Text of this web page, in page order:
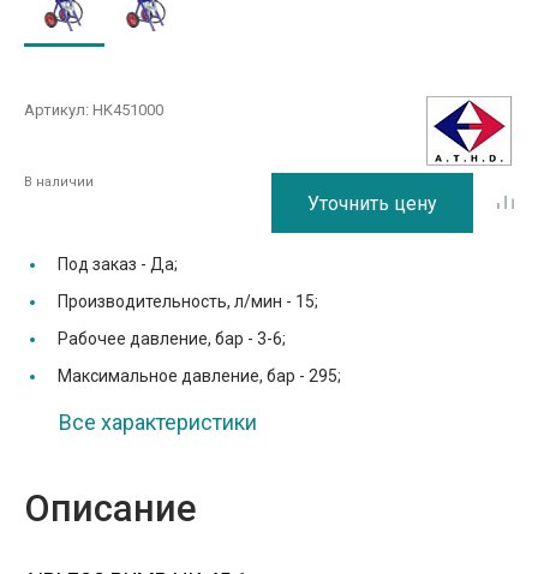
Артикул: НK451000
В наличии
Уточнить цену
Под заказ - Да;
Производительность, л/мин - 15;
Рабочее давление, бар - 3-6;
Максимальное давление, бар - 295;
Все характеристики
Описание